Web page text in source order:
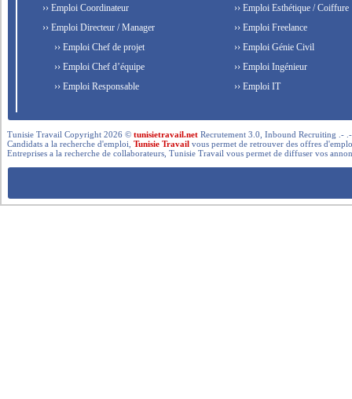
›› Emploi Coordinateur
›› Emploi Directeur / Manager
›› Emploi Chef de projet
›› Emploi Chef d’équipe
›› Emploi Responsable
›› Emploi Esthétique / Coiffure
›› Emploi Freelance
›› Emploi Génie Civil
›› Emploi Ingénieur
›› Emploi IT
Tunisie Travail Copyright 2026 ©tunisietravail.net Recrutement 3.0, Inbound Recruiting .-
Candidats a la recherche d'emploi,Tunisie Travail vous permet de retrouver des offres
Entreprises a la recherche de collaborateurs, Tunisie Travail vous permet de diffuser vos